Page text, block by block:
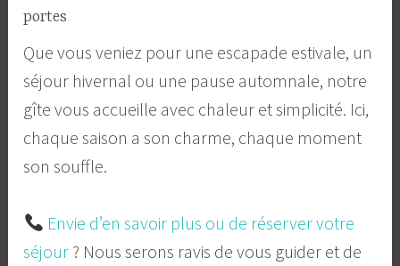
portes
Que vous veniez pour une escapade estivale, un
séjour hivernal ou une pause automnale, notre
gîte vous accueille avec chaleur et simplicité. Ici,
chaque saison a son charme, chaque moment
son souffle.
Envie d’en savoir plus ou de réserver votre
séjour ? Nous serons ravis de vous guider et de